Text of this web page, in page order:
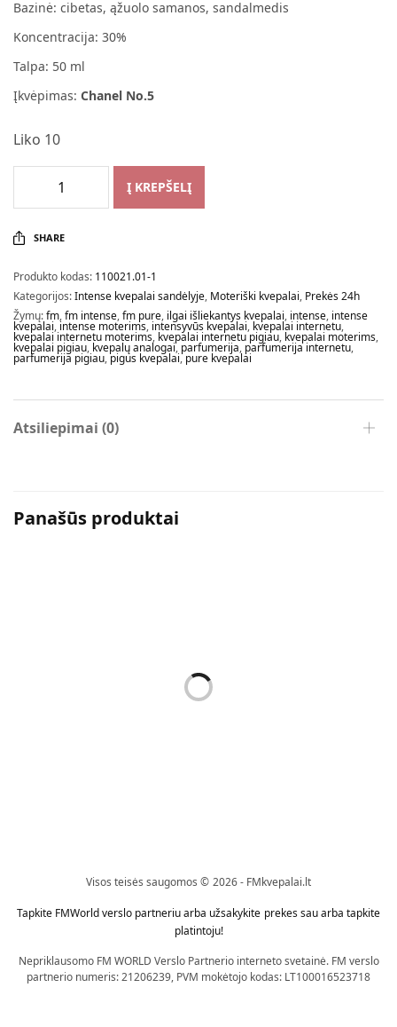
Bazinė: cibetas, ąžuolo samanos, sandalmedis
Koncentracija: 30%
Talpa: 50 ml
Įkvėpimas:Chanel No.5
Liko 10
Į KREPŠELĮ
SHARE
Produkto kodas: 110021.01-1
Kategorijos:Intense kvepalai sandėlyje, Moteriški kvepalai, Prekės 24h
Žymų:fm,fm intense,fm pure, ilgai išliekantys kvepalai, intense, intense
kvepalai,intense moterims, intensyvūs kvepalai, kvepalai internetu,
kvepalai internetu moterims, kvepalai internetu pigiau, kvepalai moterims,
kvepalai pigiau, kvepalų analogai, parfumerija, parfumerija internetu,
parfumerija pigiau,pigus kvepalai, pure kvepalai
Atsiliepimai (0)
Panašūs produktai
Į krepšelį
Visos teisės saugomos © 2026 - FMkvepalai.lt
Tapkite FMWorld verslo partneriu arba užsakykite prekes sau arba tapkite
platintoju!
Nepriklausomo FM WORLD Verslo Partnerio interneto svetainė. FM verslo
partnerio numeris: 21206239, PVM mokėtojo kodas: LT100016523718